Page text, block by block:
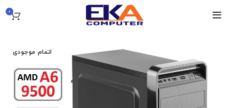
0
اتمام موجودی